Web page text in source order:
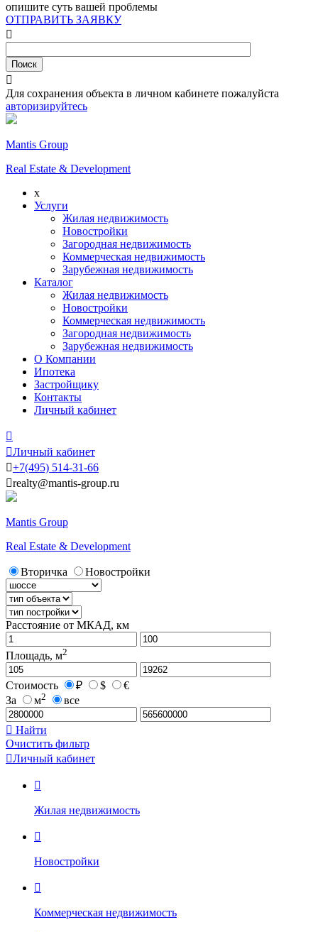
опишите суть вашей проблемы
ОТПРАВИТЬ ЗАЯВКУ


Для сохранения объекта в личном кабинете пожалуйста
авторизируйтесь
Mantis Group
Real Estate & Development
x
Услуги
Жилая недвижимость
Новостройки
Загородная недвижимость
Коммерческая недвижимость
Зарубежная недвижимость
Каталог
Жилая недвижимость
Новостройки
Коммерческая недвижимость
Загородная недвижимость
Зарубежная недвижимость
О Компании
Ипотека
Застройщику
Контакты
Личный кабинет

Личный кабинет
+7(495) 514-31-66
realty@mantis-group.ru
Mantis Group
Real Estate & Development
Вторичка Новостройки
Расстояние от МКАД, км
Площадь, м2
Стоимость ₽ $
€
За
м2 все
 Найти
Очистить фильтр
Личный кабинет

Жилая недвижимость

Новостройки

Коммерческая недвижимость